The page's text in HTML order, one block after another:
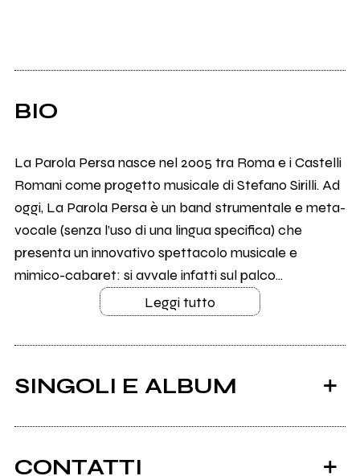
BIO
La Parola Persa nasce nel 2005 tra Roma e i Castelli
Romani come progetto musicale di Stefano Sirilli. Ad
oggi, La Parola Persa è un band strumentale e meta-
vocale (senza l’uso di una lingua specifica) che
presenta un innovativo spettacolo musicale e
mimico-cabaret: si avvale infatti sul palco...
Leggi tutto
SINGOLI E ALBUM
CONTATTI